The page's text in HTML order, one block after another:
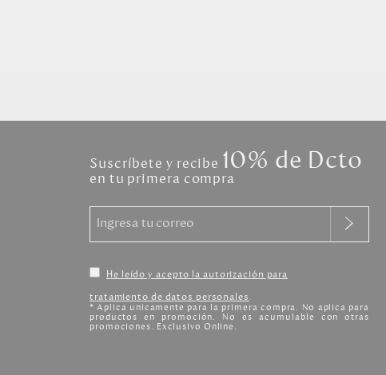
Suscríbete y recibe 10% de Dcto
en tu primera compra
He leído y acepto la autorización para
tratamiento de datos personales.
* Aplica unicamente para la primera compra. No aplica para
productos en promoción. No es acumulable con otras
promociones. Exclusivo Online.